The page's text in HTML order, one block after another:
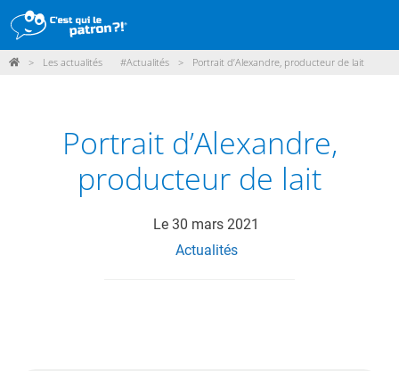
POINTS DE VENTE
PARTICIPER
ACTUALITÉS
> Les actualités #Actualités > Portrait d’Alexandre, producteur de lait
Portrait d’Alexandre,
producteur de lait
Le 30 mars 2021
Actualités